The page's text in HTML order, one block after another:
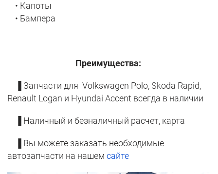
• Капоты
• Бампера
Преимущества:
▐ Запчасти для Volkswagen Polo, Skoda Rapid,
Renault Logan и Hyundai Accent всегда в наличии
▐ Наличный и безналичный расчет, карта
▐ Вы можете заказать необходимые
автозапчасти на нашем сайте